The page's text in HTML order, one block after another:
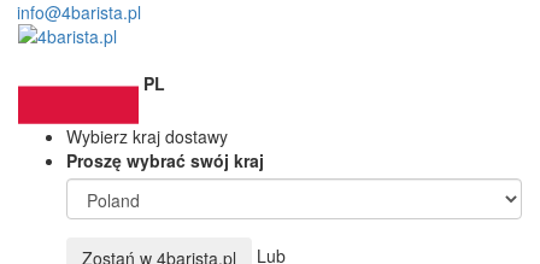
info@4barista.pl
PL
Wybierz kraj dostawy
Proszę wybrać swój kraj
Zostań w 4barista.pl Lub